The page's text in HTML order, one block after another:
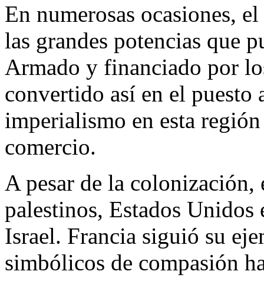
En numerosas ocasiones,
las grandes potencias que
Armado y financiado por
convertido así en el puesto
imperialismo en esta
comercio.
A pesar de la
palestinos, Estados Unidos
Israel. Francia siguió su
simbólicos de compasión